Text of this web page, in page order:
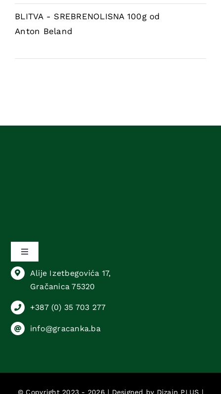
BLITVA - SREBRENOLISNA 100g od
Anton Beland
Toggle
Navigation
Sektor animalne proizvodnje
Sektor biljne proizvodnje
Sektor računovodstvenih i pravnih poslova
Alije Izetbegovića 17,
Gračanica 75320
+387 (0) 35 703 277
info@gracanka.ba
© Copyright 2023 - 2026 | Designed by Dizajn PLUS |